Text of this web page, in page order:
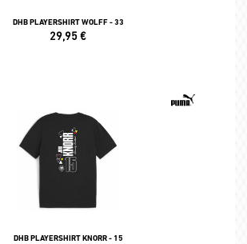
DHB PLAYERSHIRT WOLFF - 33
29,95€
DHB PLAYERSHIRT KNORR - 15